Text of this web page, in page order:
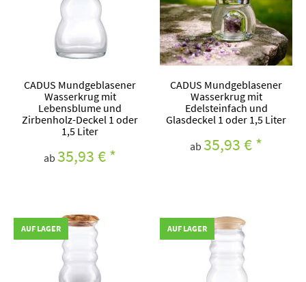
CADUS Mundgeblasener
Wasserkrug mit
Lebensblume und
Zirbenholz-Deckel 1 oder
1,5 Liter
ab 35,93 €*
CADUS Mundgeblasener
Wasserkrug mit
Edelsteinfach und
Glasdeckel 1 oder 1,5 Liter
ab 35,93 €*
AUF LAGER AUF LAGER